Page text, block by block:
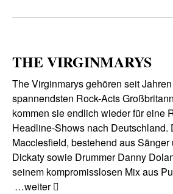
THE VIRGINMARYS
The Virginmarys gehören seit
spannendsten Rock-Acts
kommen sie endlich wieder für eine
Headline-Shows nach Deutschland.
Macclesfield, bestehend aus
Dickaty sowie Drummer Danny
seinem kompromisslosen Mix aus
…weiter